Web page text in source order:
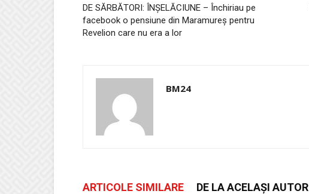
DE SĂRBĂTORI: ÎNȘELĂCIUNE – Închiriau pe
facebook o pensiune din Maramureș pentru
Revelion care nu era a lor
BM24
ARTICOLE SIMILARE DE LA ACELAȘI AUTOR